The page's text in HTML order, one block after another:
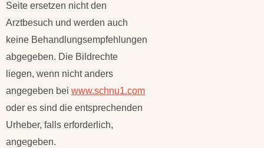
Seite ersetzen nicht den
Arztbesuch und werden auch
keine Behandlungsempfehlungen
abgegeben. Die Bildrechte
liegen, wenn nicht anders
angegeben bei www.schnu1.com
oder es sind die entsprechenden
Urheber, falls erforderlich,
angegeben.